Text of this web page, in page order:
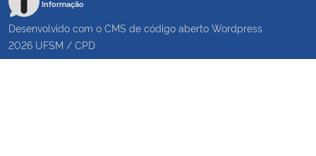
Informação
Desenvolvido com o CMS de código aberto Wordpress
2026 UFSM / CPD